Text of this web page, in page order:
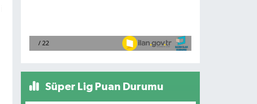
Süper Lig Puan Durumu